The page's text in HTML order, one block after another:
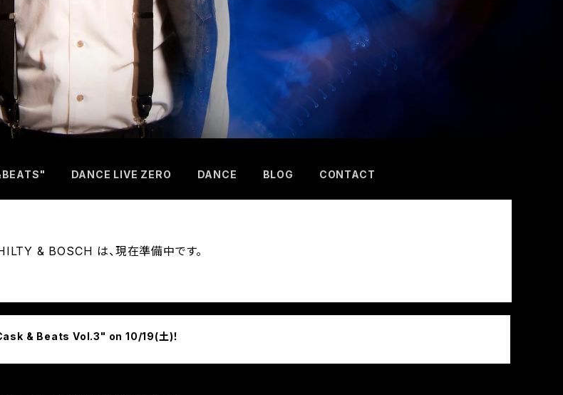
DANCE LIVE ZERO DANCE BLOG CONTACT
& BOSCH は、現在準備中です。
& Beats Vol.3" on 10/19(土)！